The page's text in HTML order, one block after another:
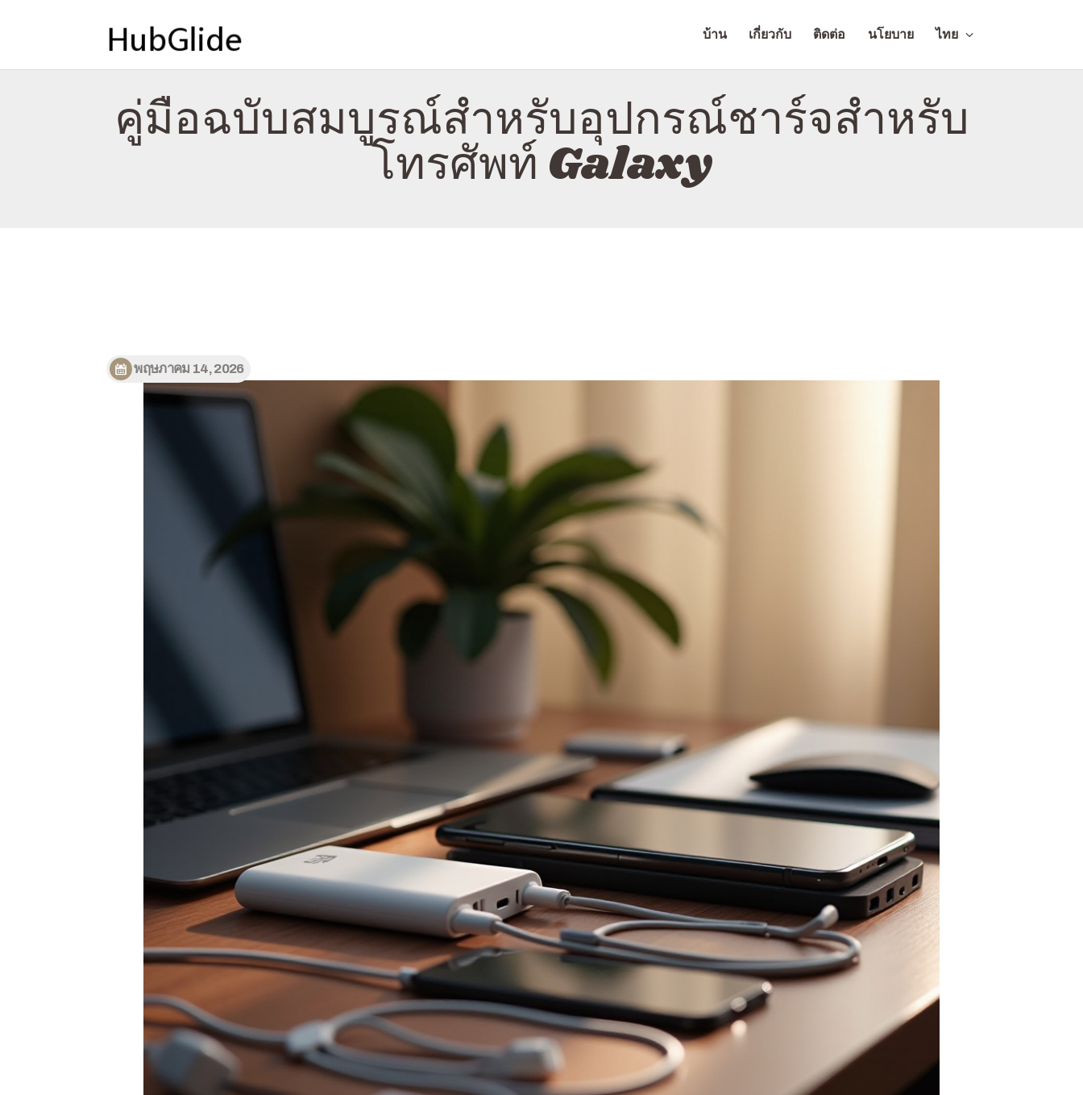
บ้าน เกี่ยวกับ ติดต่อ นโยบาย ไทย
คู่มือฉบับสมบูรณ์สำหรับอุปกรณ์ชาร์จสำหรับ
โทรศัพท์ Galaxy
HUBGLIDE
ติดต่อ
นโยบาย
ไทย
พฤษภาคม 14, 2026